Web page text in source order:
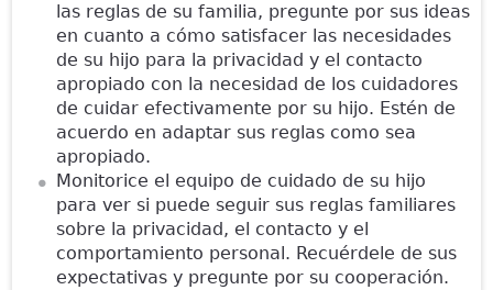
las reglas de su familia, pregunte por sus ideas
en cuanto a cómo satisfacer las necesidades
de su hijo para la privacidad y el contacto
apropiado con la necesidad de los cuidadores
de cuidar efectivamente por su hijo. Estén de
acuerdo en adaptar sus reglas como sea
apropiado.
Monitorice el equipo de cuidado de su hijo
para ver si puede seguir sus reglas familiares
sobre la privacidad, el contacto y el
comportamiento personal. Recuérdele de sus
expectativas y pregunte por su cooperación.